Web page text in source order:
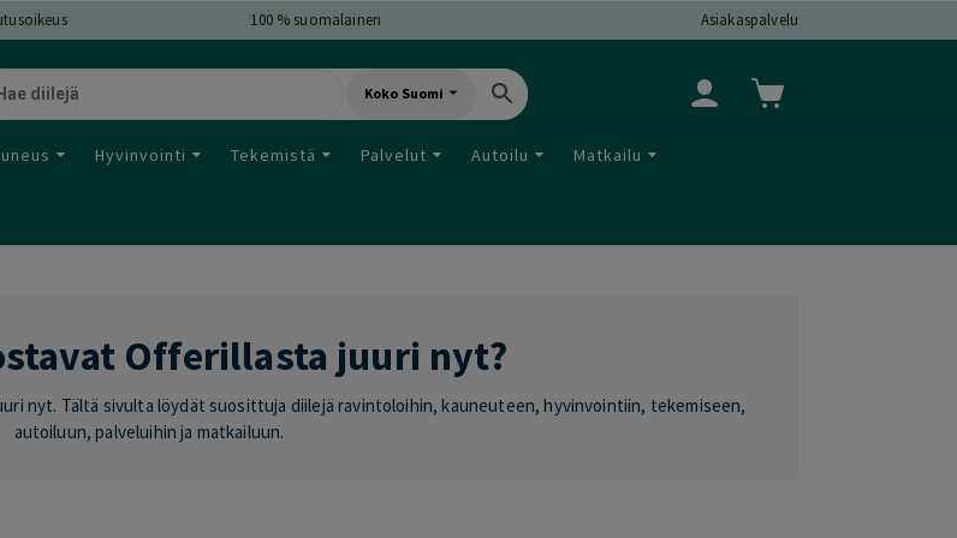
100 % suomalainen Asiakaspalvelu
Koko Suomi
Hyvinvointi Tekemistä Palvelut Autoilu Matkailu
Offerillasta juuri nyt?
nyt. Tältä sivulta löydät suosittuja diilejä ravintoloihin, kauneuteen, hyvinvointiin, tekemiseen,
autoiluun, palveluihin ja matkailuun.